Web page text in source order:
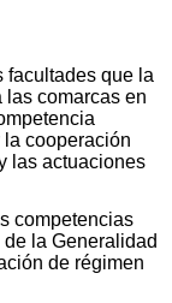
facultades que la
las comarcas en
cooperación
las actuaciones
competencias
la Generalidad
de régimen